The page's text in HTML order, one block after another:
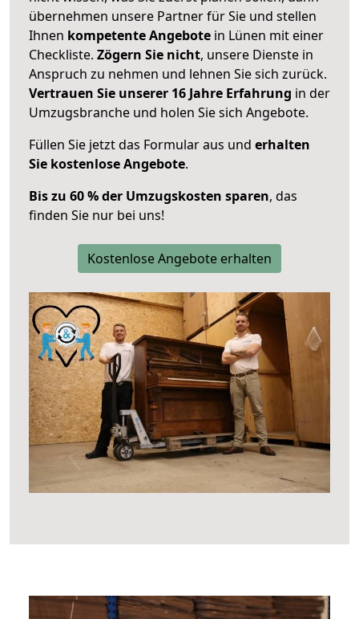
übernehmen unsere Partner für Sie und stellen
Ihnen kompetente Angebote in Lünen mit einer
Checkliste. Zögern Sie nicht, unsere Dienste in
Anspruch zu nehmen und lehnen Sie sich zurück.
Vertrauen Sie unserer 16 Jahre Erfahrung in der
Umzugsbranche und holen Sie sich Angebote.
Füllen Sie jetzt das Formular aus und erhalten
Sie kostenlose Angebote.
Bis zu 60 % der Umzugskosten sparen, das
finden Sie nur bei uns!
Kostenlose Angebote erhalten